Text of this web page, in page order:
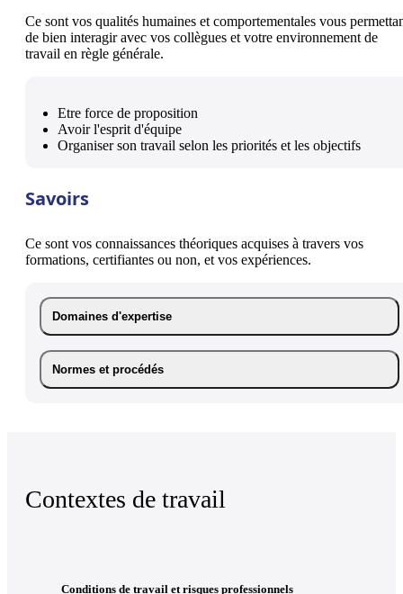
Ce sont vos qualités humaines et comportementales vous
de bien interagir avec vos collègues et votre environnement de
travail en règle générale.
Etre force de proposition
Avoir l'esprit d'équipe
Organiser son travail selon les priorités et les objectifs
Savoirs
Ce sont vos connaissances théoriques acquises à travers vos
formations, certifiantes ou non, et vos expériences.
Domaines d'expertise
Normes et procédés
Contextes de travail
Conditions de travail et risques professionnels